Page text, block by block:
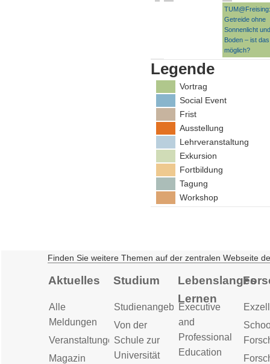
Getreide ohne
Sonnenlicht
Boden – ist das
möglich?
Legende
Vortrag
Social Event
Frist
Ausstellung
Lehrveranstaltung
Exkursion
Fortbildung
Tagung
Workshop
Finden Sie weitere Themen auf der zentralen Webseite
Aktuelles
Alle
Meldungen
Veranstaltungen
Magazin
Studium
Studienangebot
Von der
Schule zur
Universität
Lebenslanges
Lernen
Executive
and
Professional
Education